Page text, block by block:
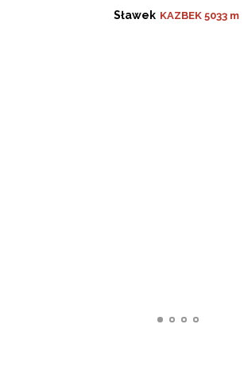
Sławek KAZBEK 5033 m
szczyt. Polecam zatem każdemu,